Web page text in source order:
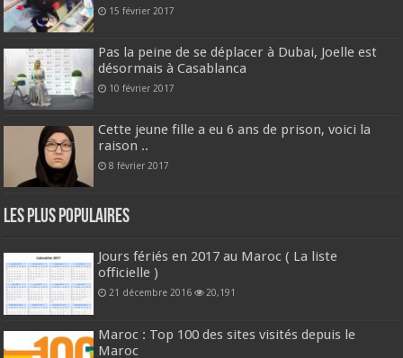
15 février 2017
Pas la peine de se déplacer à Dubai, Joelle est
désormais à Casablanca
10 février 2017
Cette jeune fille a eu 6 ans de prison, voici la
raison ..
8 février 2017
Les plus populaires
Jours fériés en 2017 au Maroc ( La liste
officielle )
21 décembre 2016 20,191
Maroc : Top 100 des sites visités depuis le
Maroc